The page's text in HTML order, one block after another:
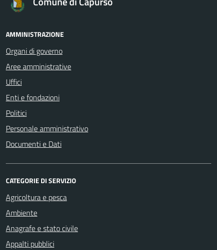
AMMINISTRAZIONE
Organi di governo
Aree amministrative
Uffici
Enti e fondazioni
Politici
Personale amministrativo
Documenti e Dati
CATEGORIE DI SERVIZIO
Agricoltura e pesca
Ambiente
Anagrafe e stato civile
Appalti pubblici